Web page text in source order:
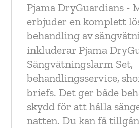
Pjama DryGuardians -
erbjuder en komplett
behandling av
inkluderar Pjama
Sängvätningslarm Set,
behandlingsservice,
briefs. Det ger både
skydd för att hålla
natten. Du kan få